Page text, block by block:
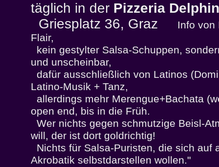
täglich in der Pizzeria Delphin
Griesplatz 36, Graz
Info von
Flair,
kein gestylter Salsa-Schuppen,
und unscheinbar,
dafür ausschließlich von Latinos
Latino-Musik + Tanz,
allerdings mehr Merengue+Bachata
open end, bis in die Früh.
Wer nichts gegen schmutzige Beisl-
will, der ist dort goldrichtig!
Nichts für Salsa-Puristen, die sich auf
Akrobatik selbstdarstellen wollen."